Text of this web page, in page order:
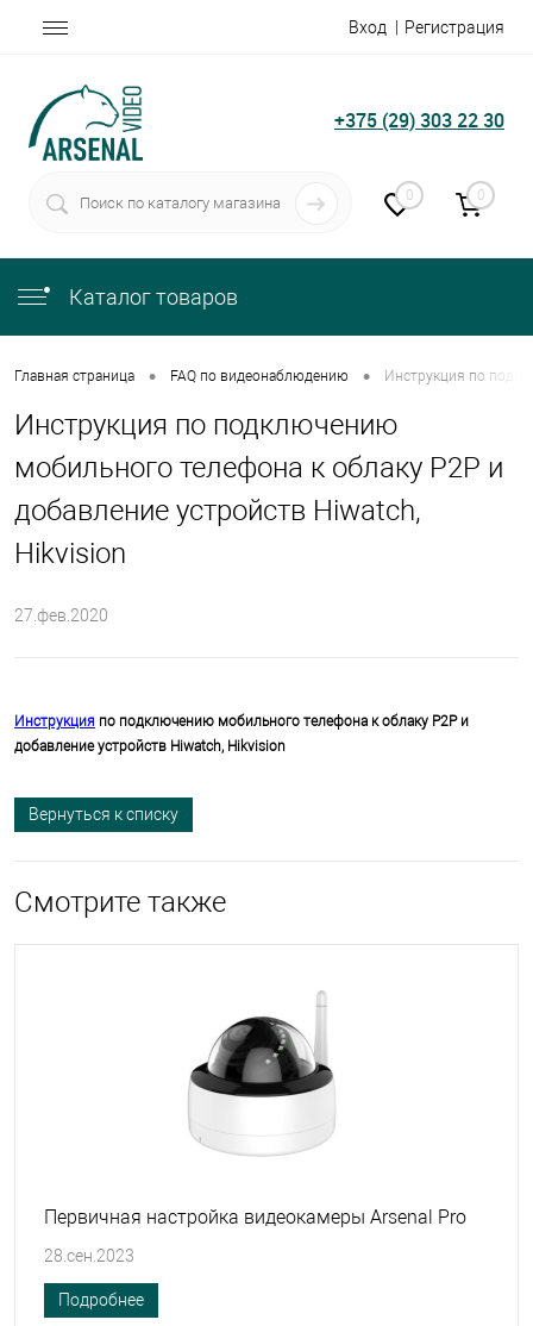
Вход Регистрация
+375 (29) 303 22 30
0 0
Каталог товаров
Главная страница • FAQ по видеонаблюдению • Инструкция по
Инструкция по подключению
мобильного телефона к облаку P2P и
добавление устройств Hiwatch,
Hikvision
27.фев.2020
Инструкция по подключению мобильного телефона к облаку P2P и
добавление устройств Hiwatch, Hikvision
Вернуться к списку
Смотрите также
Первичная настройка видеокамеры Arsenal Pro
28.сен.2023
Подробнее